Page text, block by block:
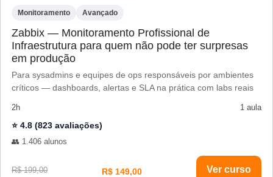
Monitoramento Avançado
Zabbix — Monitoramento Profissional de
Infraestrutura para quem não pode ter surpresas
em produção
Para sysadmins e equipes de ops responsáveis por ambientes
críticos — dashboards, alertas e SLA na prática com labs reais
2h 1 aula
⭐ 4.8 (823 avaliações)
👥 1.406 alunos
R$ 199,00 R$ 149,00 Ver curso